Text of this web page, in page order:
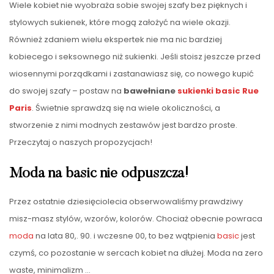
Wiele kobiet nie wyobraża sobie swojej szafy bez pięknych i
stylowych sukienek, które mogą założyć na wiele okazji.
Również zdaniem wielu ekspertek nie ma nic bardziej
kobiecego i seksownego niż sukienki. Jeśli stoisz jeszcze przed
wiosennymi porządkami i zastanawiasz się, co nowego kupić
do swojej szafy – postaw na bawełniane sukienki basic Rue
Paris. Świetnie sprawdzą się na wiele okoliczności, a
stworzenie z nimi modnych zestawów jest bardzo proste.
Przeczytaj o naszych propozycjach!
Moda na basic nie odpuszcza!
Przez ostatnie dziesięciolecia obserwowaliśmy prawdziwy
misz-masz stylów, wzorów, kolorów. Chociaż obecnie powraca
moda na lata 80,. 90. i wczesne 00, to bez wątpienia basicjest
czymś, co pozostanie w sercach kobiet na dłużej. Moda na zero
waste, minimalizm …